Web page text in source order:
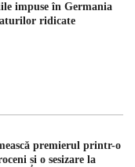
impuse în Germania
ridicate
premierul printr-o
și o sesizare la